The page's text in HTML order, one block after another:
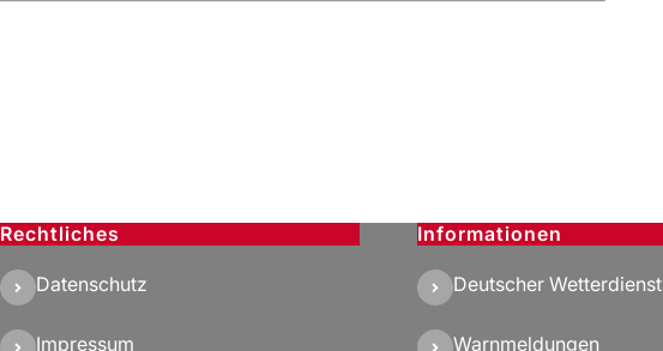
Rechtliches
Datenschutz
Impressum
Informationen
Deutscher Wetterdienst
Warnmeldungen